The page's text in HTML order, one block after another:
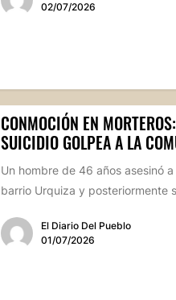
02/07/2026
CONMOCIÓN EN
SUICIDIO GOLPEA A LA
Un hombre de 46 años asesinó
barrio Urquiza y posteriormente
El Diario Del Pueblo
01/07/2026